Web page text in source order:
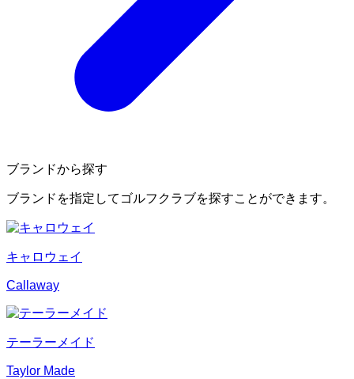
ブランドから探す
ブランドを指定してゴルフクラブを探すことができます。
キャロウェイ
Callaway
テーラーメイド
Taylor Made